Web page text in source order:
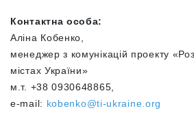
Контактна особа:
Аліна Кобенко,
менеджер з комунікацій проекту
містах України»
м.т. +38 0930648865,
e-mail: kobenko@ti-ukraine.org